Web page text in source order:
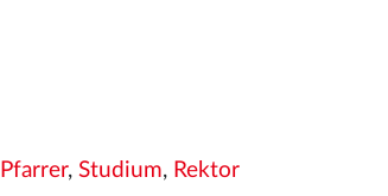
Pfarrer, Studium, Rektor